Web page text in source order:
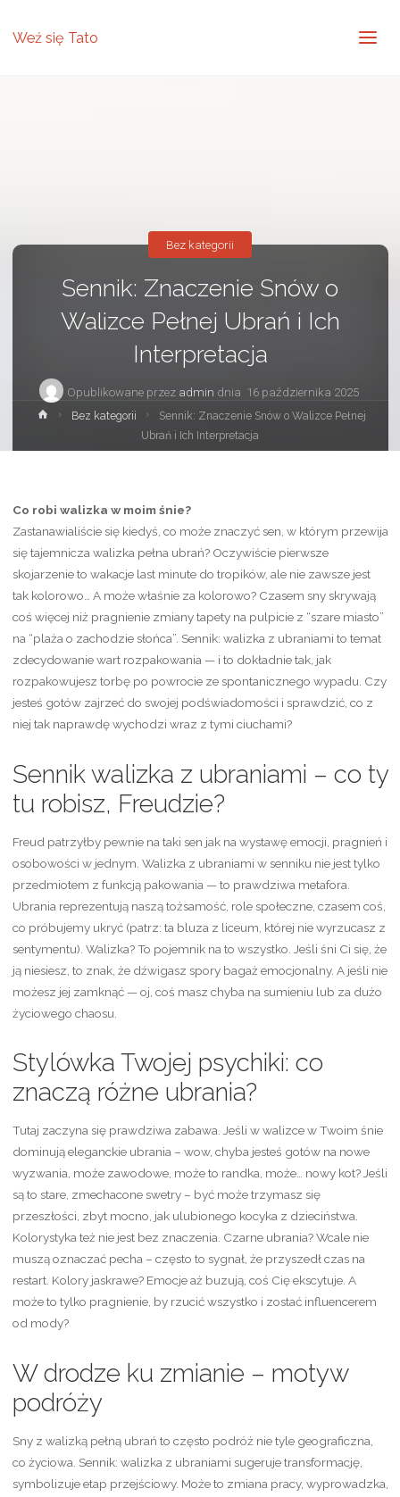
Weź się Tato
Sennik: Znaczenie Snów o
Walizce Pełnej Ubrań i Ich
Interpretacja
Opublikowane przez admin dnia 16 października 2025
Bez kategorii
StronaBez kategorii
Sennik: Znaczenie Snów o Walizce Pełnej
Ubrań i Ich Interpretacja
Co robi walizka w moim śnie?
Zastanawialiście się kiedyś, co może znaczyć sen, w którym przewija
się tajemnicza walizka pełna ubrań? Oczywiście pierwsze
skojarzenie to wakacje last minute do tropików, ale nie zawsze jest
tak kolorowo… A może właśnie za kolorowo? Czasem sny skrywają
coś więcej niż pragnienie zmiany tapety na pulpicie z “szare miasto”
na “plaża o zachodzie słońca”. Sennik: walizka z ubraniami to temat
zdecydowanie wart rozpakowania — i to dokładnie tak, jak
rozpakowujesz torbę po powrocie ze spontanicznego wypadu. Czy
jesteś gotów zajrzeć do swojej podświadomości i sprawdzić, co z
niej tak naprawdę wychodzi wraz z tymi ciuchami?
Sennik walizka z ubraniami – co ty
tu robisz, Freudzie?
Freud patrzyłby pewnie na taki sen jak na wystawę emocji, pragnień i
osobowości w jednym. Walizka z ubraniami w senniku nie jest tylko
przedmiotem z funkcją pakowania — to prawdziwa metafora.
Ubrania reprezentują naszą tożsamość, role społeczne, czasem coś,
co próbujemy ukryć (patrz: ta bluza z liceum, której nie wyrzucasz z
sentymentu). Walizka? To pojemnik na to wszystko. Jeśli śni Ci się, że
ją niesiesz, to znak, że dźwigasz spory bagaż emocjonalny. A jeśli nie
możesz jej zamknąć — oj, coś masz chyba na sumieniu lub za dużo
życiowego chaosu.
Stylówka Twojej psychiki: co
znaczą różne ubrania?
Tutaj zaczyna się prawdziwa zabawa. Jeśli w walizce w Twoim śnie
dominują eleganckie ubrania – wow, chyba jesteś gotów na nowe
wyzwania, może zawodowe, może to randka, może… nowy kot? Jeśli
są to stare, zmechacone swetry – być może trzymasz się
przeszłości, zbyt mocno, jak ulubionego kocyka z dzieciństwa.
Kolorystyka też nie jest bez znaczenia. Czarne ubrania? Wcale nie
muszą oznaczać pecha – często to sygnał, że przyszedł czas na
restart. Kolory jaskrawe? Emocje aż buzują, coś Cię ekscytuje. A
może to tylko pragnienie, by rzucić wszystko i zostać influencerem
od mody?
W drodze ku zmianie – motyw
podróży
Sny z walizką pełną ubrań to często podróż nie tyle geograficzna,
co życiowa. Sennik: walizka z ubraniami sugeruje transformację,
symbolizuje etap przejściowy. Może to zmiana pracy, wyprowadzka,